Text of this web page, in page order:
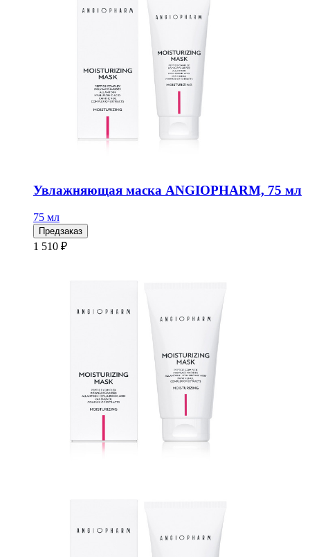
Увлажняющая маска ANGIOPHARM, 75 мл
75 мл
Предзаказ
1 510 ₽